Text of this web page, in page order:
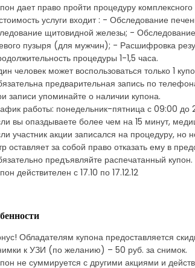
дает право пройти процедуру
услуги входит : - Обследование
щитовидной железы; -
пузыря (для мужчин); - Расшифровка
процедуры 1-1,5 часа.
человек может воспользоваться только 1
предварительная запись по
записи упоминайте о наличии купона.
работы: понедельник-пятница с 09:00 до
вы опаздываете более чем на 15 минут,
участник акции записался на процедуру,
оставляет за собой право отказать ему в
предъявляйте распечатанный купон.
действителен с 17.10 по 17.12.12
Обладателям купона предоставляется
к УЗИ (по желанию) – 50 руб. за снимок.
не суммируется с другими акциями и